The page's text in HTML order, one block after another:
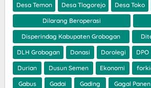
Desa Temon Desa Tlogorejo Desa Toko
Dilarang Beroperasi
Disperindag Kabupaten Grobogan
DLH Grobogan Donasi Dorolegi DPO
Durian Dusun Semen Ekonomi
Gabus Gadai Gading Gagal Panen